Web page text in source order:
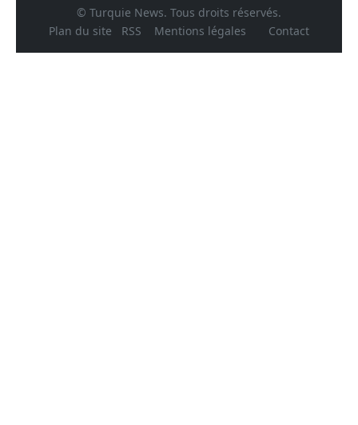
© Turquie News. Tous droits réservés.
Plan du site
RSS Mentions légales Contact